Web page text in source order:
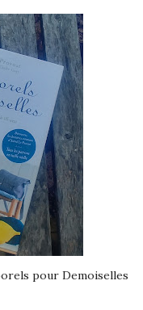
pour Demoiselles